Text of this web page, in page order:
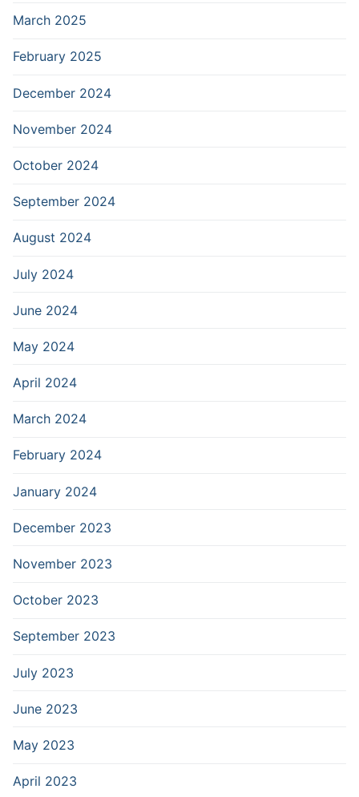
March 2025
February 2025
December 2024
November 2024
October 2024
September 2024
August 2024
July 2024
June 2024
May 2024
April 2024
March 2024
February 2024
January 2024
December 2023
November 2023
October 2023
September 2023
July 2023
June 2023
May 2023
April 2023